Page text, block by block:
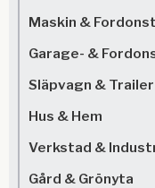
Maskin &
Garage- &
Släpvagn & Trailer
Hus & Hem
Verkstad &
Gård & Grönyta